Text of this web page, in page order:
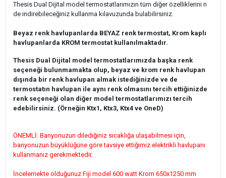
Thesis Dual Dijital model termostatlarımızın tüm diğer özelliklerini n
de indirebileceğiniz kullanma kılavuzunda bulabilirsiniz.
Beyaz renk havlupanlarda BEYAZ renk termostat, Krom kaplı
havlupanlarda KROM termostat kullanılmaktadır.
Thesis Dual Dijital model termostatlarımızda başka renk
seçeneği bulunmamakta olup, beyaz ve krom renk havlupan
dışında bir renk havlupan almak istediğinizde ve de
termostatın havlupan ile aynı renk olmasını tercih ettiğinizde
renk seçeneği olan diğer model termostatlarımızı tercih
edebilirsiniz. (Örneğin Ktx1, Ktx3, Ktx4 ve OneD)
ÖNEMLİ: Banyonuzun dilediğiniz sıcaklığa ulaşabilmesi için,
banyonuzun büyüklüğüne göre tavsiye ettiğimiz elektrikli havlupanı
kullanmanız gerekmektedir.
İncelemekte olduğunuz Fiji model 600 watt Krom 650x1250 mm